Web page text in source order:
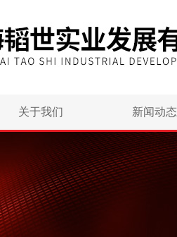
关于我们 新闻动态